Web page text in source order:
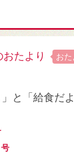
たより
おた
と「給食だ